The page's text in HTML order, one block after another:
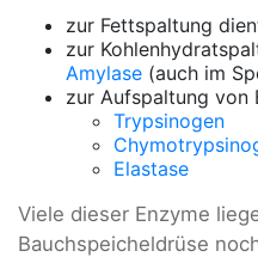
zur Fettspaltung
zur
Amylase (auch im
zur Aufspaltung von
Trypsinogen
Elastase
Viele dieser Enzyme
Bauchspeicheldrüse